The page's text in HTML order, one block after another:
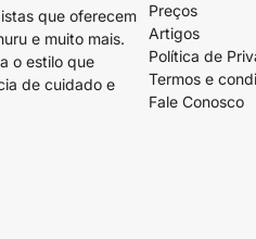
que oferecem
e muito mais.
o estilo que
de cuidado e
Preços
Artigos
Política de
Termos e
Fale Conosco